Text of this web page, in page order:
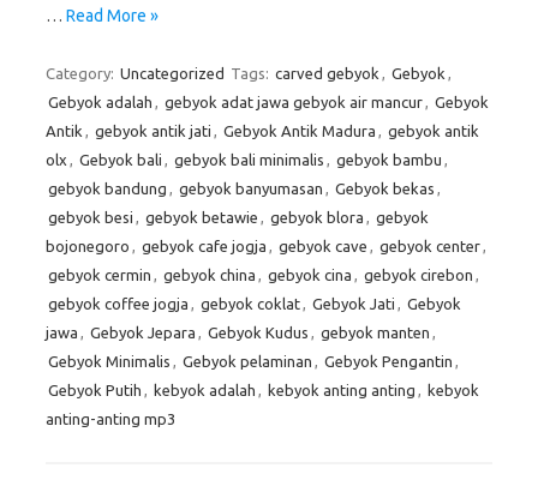
… Read More »
Category: Uncategorized Tags: carved gebyok , Gebyok ,
Gebyok adalah , gebyok adat jawa gebyok air mancur, Gebyok
Antik , gebyok antik jati , Gebyok Antik Madura , gebyok antik
olx , Gebyok bali , gebyok bali minimalis , gebyok bambu ,
gebyok bandung , gebyok banyumasan , Gebyok bekas ,
gebyok besi , gebyok betawie , gebyok blora , gebyok
bojonegoro , gebyok cafe jogja , gebyok cave , gebyok center,
gebyok cermin , gebyok china , gebyok cina , gebyok cirebon ,
gebyok coffee jogja , gebyok coklat, Gebyok Jati , Gebyok
jawa , Gebyok Jepara , Gebyok Kudus , gebyok manten ,
Gebyok Minimalis , Gebyok pelaminan , Gebyok Pengantin ,
Gebyok Putih , kebyok adalah , kebyok anting anting , kebyok
anting-anting mp3